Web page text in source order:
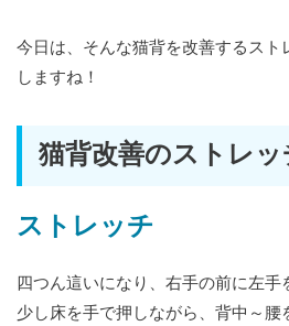
今日は、そんな猫背を改善するスト
しますね！
猫背改善のストレ
ストレッチ
四つん這いになり、右手の前に左手
少し床を手で押しながら、背中～腰